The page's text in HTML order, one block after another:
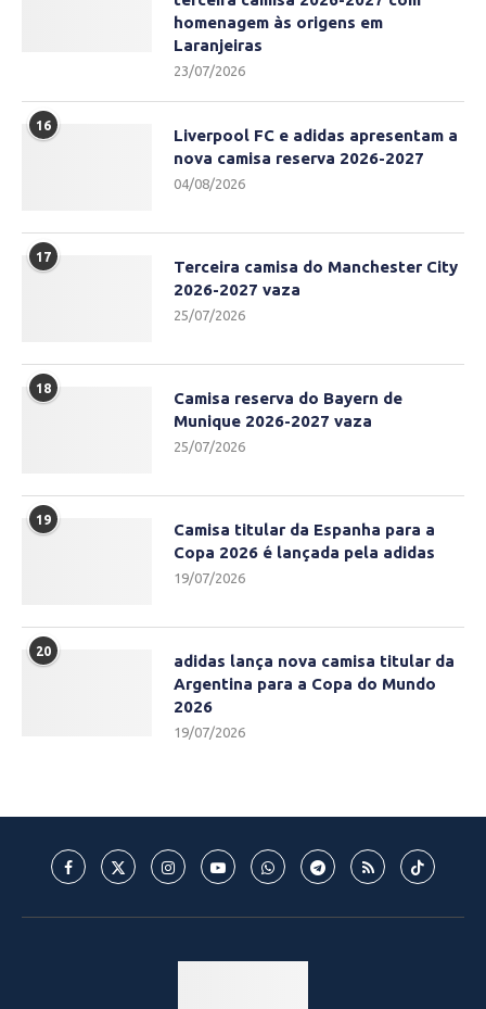
homenagem às origens em
Laranjeiras
23/07/2026
16
Liverpool FC e adidas apresentam a
nova camisa reserva 2026-2027
04/08/2026
17
Terceira camisa do Manchester City
2026-2027 vaza
25/07/2026
18
Camisa reserva do Bayern de
Munique 2026-2027 vaza
25/07/2026
19
Camisa titular da Espanha para a
Copa 2026 é lançada pela adidas
19/07/2026
20
adidas lança nova camisa titular da
Argentina para a Copa do Mundo
2026
19/07/2026